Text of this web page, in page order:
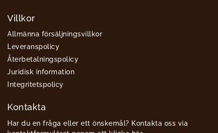
Villkor
Allmänna försäljningsvillkor
Leveranspolicy
Återbetalningspolicy
Juridisk information
Integritetspolicy
Kontakta
Har du en fråga eller ett önskemål? Kontakta oss via